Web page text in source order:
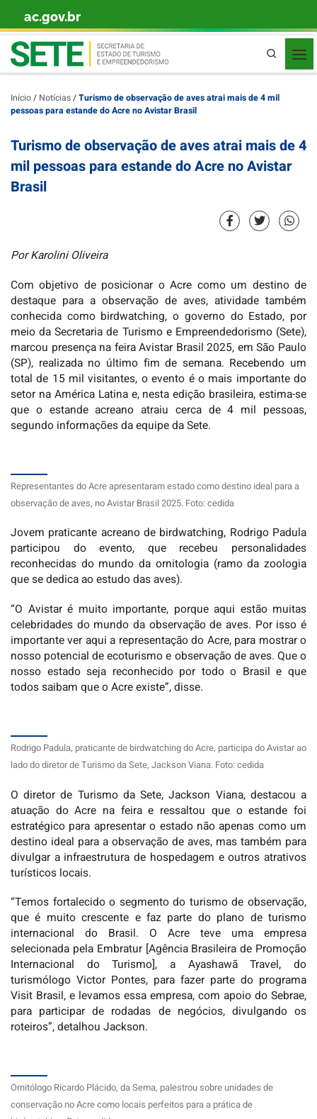
Skip to content
ac.gov.br
Pesquisa
Início/ Notícias/Turismo de observação de aves atrai mais de 4 mil
pessoas para estande do Acre no Avistar Brasil
Turismo de observação de aves atrai mais de 4
mil pessoas para estande do Acre no Avistar
Brasil
Por Karolini Oliveira
Com objetivo de posicionar o Acre como um destino de
destaque para a observação de aves, atividade também
conhecida como birdwatching, o governo do Estado, por
meio da Secretaria de Turismo e Empreendedorismo (Sete),
marcou presença na feira Avistar Brasil 2025, em São Paulo
(SP), realizada no último fim de semana. Recebendo um
total de 15 mil visitantes, o evento é o mais importante do
setor na América Latina e, nesta edição brasileira, estima-se
que o estande acreano atraiu cerca de 4 mil pessoas,
segundo informações da equipe da Sete.
Representantes do Acre apresentaram estado como destino ideal para a
observação de aves, no Avistar Brasil 2025. Foto: cedida
Jovem praticante acreano de birdwatching, Rodrigo Padula
participou do evento, que recebeu personalidades
reconhecidas do mundo da ornitologia (ramo da zoologia
que se dedica ao estudo das aves).
“O Avistar é muito importante, porque aqui estão muitas
celebridades do mundo da observação de aves. Por isso é
importante ver aqui a representação do Acre, para mostrar o
nosso potencial de ecoturismo e observação de aves. Que o
nosso estado seja reconhecido por todo o Brasil e que
todos saibam que o Acre existe”, disse.
Rodrigo Padula, praticante de birdwatching do Acre, participa do Avistar ao
lado do diretor de Turismo da Sete, Jackson Viana. Foto: cedida
O diretor de Turismo da Sete, Jackson Viana, destacou a
atuação do Acre na feira e ressaltou que o estande foi
estratégico para apresentar o estado não apenas como um
destino ideal para a observação de aves, mas também para
divulgar a infraestrutura de hospedagem e outros atrativos
turísticos locais.
“Temos fortalecido o segmento do turismo de observação,
que é muito crescente e faz parte do plano de turismo
internacional do Brasil. O Acre teve uma empresa
selecionada pela Embratur [Agência Brasileira de Promoção
Internacional do Turismo], a Ayashawã Travel, do
turismólogo Victor Pontes, para fazer parte do programa
Visit Brasil, e levamos essa empresa, com apoio do Sebrae,
para participar de rodadas de negócios, divulgando os
roteiros”, detalhou Jackson.
Ornitólogo Ricardo Plácido, da Sema, palestrou sobre unidades de
conservação no Acre como locais perfeitos para a prática de